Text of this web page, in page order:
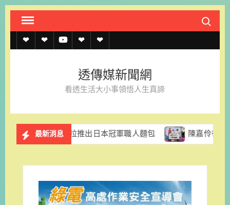
Skip
content
Search
透
約
透
上
記
單
透 聯
我
官
LINE
透傳媒新聞網
看透生活大小事領悟人生真諦
最新消息
里拉推出日本冠軍職人麵包 陳嘉伶律師創立易勝法律